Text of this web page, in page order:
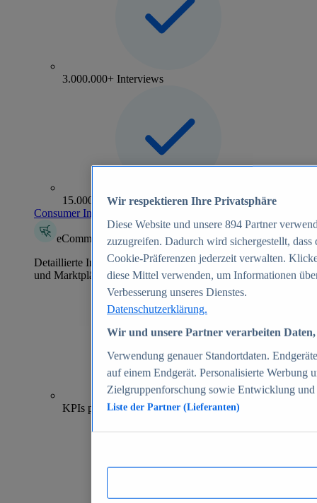
3.000.000+ Interviews
15.000+ Marken
Consumer Insights entdecken
eCommerce Insights
Detaillierte Informationen zu mehr als 39.000 Online-Shops
und Marktplätzen
70+
KPIs pro Shop
Wir respektieren Ihre Privatsphäre
Diese Website und unsere 894 Partner
zuzugreifen. Dadurch wird sichergestellt,
Cookie-Präferenzen jederzeit verwalten.
diese Mittel verwenden, um Informationen
Verbesserung unseres Dienstes.
Datenschutzerklärung.
Wir und unsere Partner verarbeiten
Verwendung genauer Standortdaten.
auf einem Endgerät. Personalisierte Werbung
Zielgruppenforschung sowie Entwicklung
Liste der Partner (Lieferanten)